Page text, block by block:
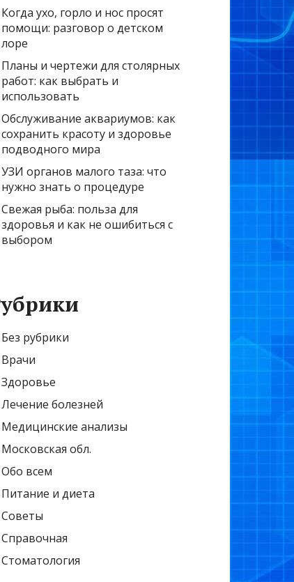
Когда ухо, горло и нос просят
помощи: разговор о детском
лоре
Планы и чертежи для столярных
работ: как выбрать и
использовать
Обслуживание аквариумов: как
сохранить красоту и здоровье
подводного мира
УЗИ органов малого таза: что
нужно знать о процедуре
Свежая рыба: польза для
здоровья и как не ошибиться с
выбором
Без рубрики
Врачи
Здоровье
Лечение болезней
Медицинские анализы
Московская обл.
Обо всем
Питание и диета
Советы
Справочная
Стоматология